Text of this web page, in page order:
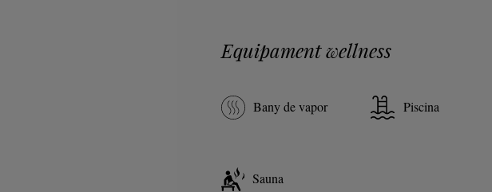
Equipament wellness
Bany de vapor Piscina
Sauna